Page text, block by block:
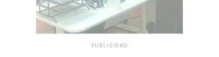
PUBLICIDAD